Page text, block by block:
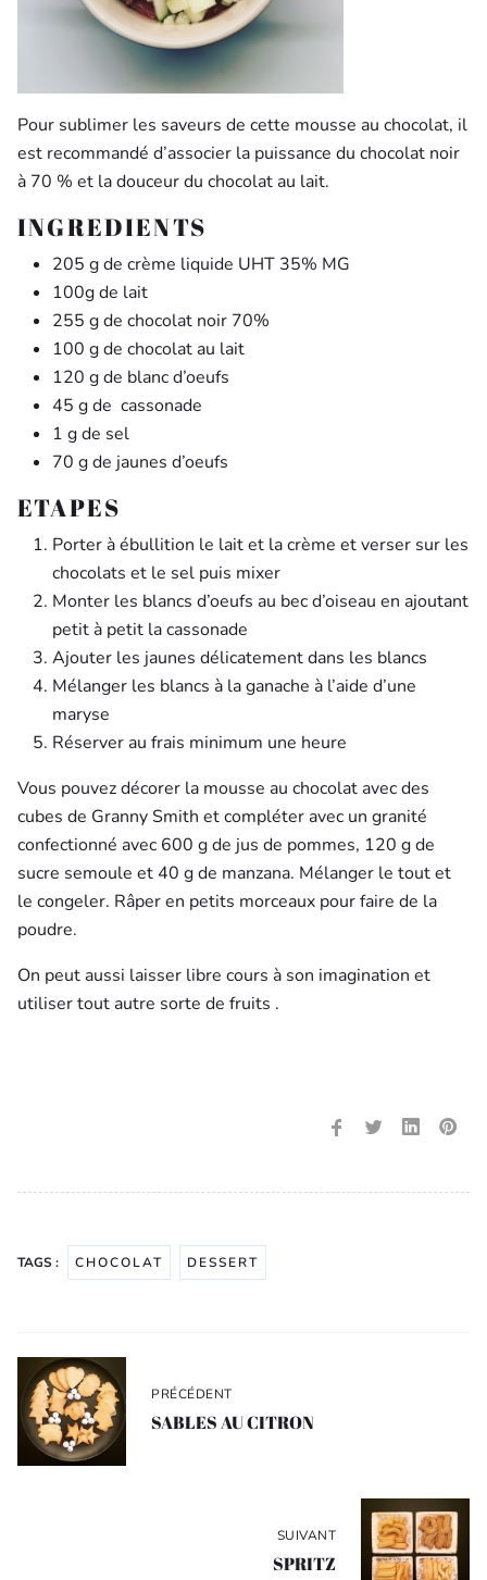
Pour sublimer les saveurs de cette mousse au chocolat, il
est recommandé d’associer la puissance du chocolat noir
à 70 % et la douceur du chocolat au lait.
INGREDIENTS
205 g de crème liquide UHT 35% MG
100g de lait
255 g de chocolat noir 70%
100 g de chocolat au lait
120 g de blanc d’oeufs
45 g de cassonade
1 g de sel
70 g de jaunes d’oeufs
ETAPES
Porter à ébullition le lait et la crème et verser sur les
chocolats et le sel puis mixer
Monter les blancs d’oeufs au bec d’oiseau en ajoutant
petit à petit la cassonade
Ajouter les jaunes délicatement dans les blancs
Mélanger les blancs à la ganache à l’aide d’une
maryse
Réserver au frais minimum une heure
Vous pouvez décorer la mousse au chocolat avec des
cubes de Granny Smith et compléter avec un granité
confectionné avec 600 g de jus de pommes, 120 g de
sucre semoule et 40 g de manzana. Mélanger le tout et
le congeler. Râper en petits morceaux pour faire de la
poudre.
On peut aussi laisser libre cours à son imagination et
utiliser tout autre sorte de fruits .
TAGS : CHOCOLAT DESSERT
de
l’article
PRÉCÉDENT
SABLES AU CITRON
SUIVANT
SPRITZ